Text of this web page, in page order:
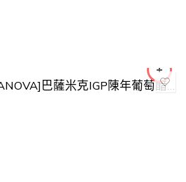
[印印館]卡薩諾瓦[CASANOVA]巴薩米克IGP陳年葡萄醋250ML-4年(原產地保護指定)